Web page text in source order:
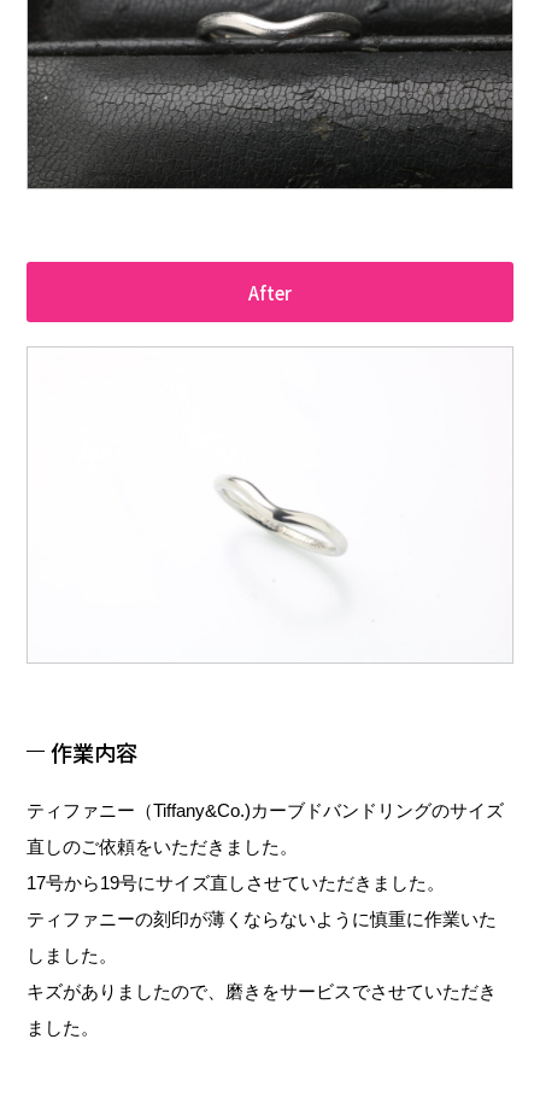
After
作業内容
ティファニー（Tiffany&Co.)カーブドバンドリングのサイズ
直しのご依頼をいただきました。
17号から19号にサイズ直しさせていただきました。
ティファニーの刻印が薄くならないように慎重に作業いた
しました。
キズがありましたので、磨きをサービスでさせていただき
ました。